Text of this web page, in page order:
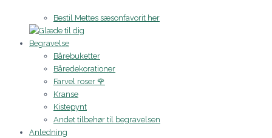
Bestil Mettes sæsonfavorit her
Begravelse
Bårebuketter
Båredekorationer
Farvel roser 🌹
Kranse
Kistepynt
Andet tilbehør til begravelsen
Anledning